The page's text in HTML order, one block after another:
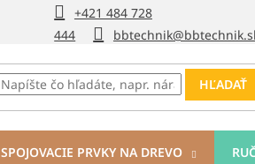
+421 484 728
444
HĽADAŤ
SPOJOVACIE PRVKY NA DREVO